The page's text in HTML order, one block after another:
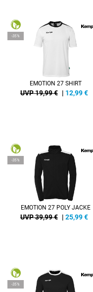
-35%
EMOTION 27 SHIRT
UVP 19,99 € | 12,99€
-35%
EMOTION 27 POLY JACKE
UVP 39,99 € | 25,99€
-35%